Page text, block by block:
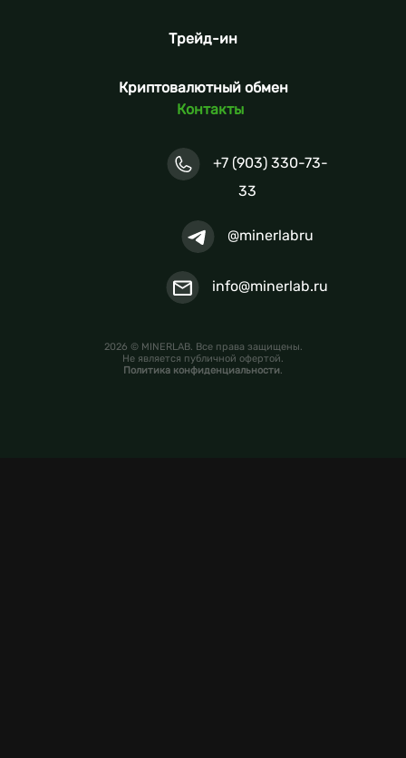
Трейд-ин
Криптовалютный обмен
Контакты
+7 (903) 330-73-
33
@minerlabru
info@minerlab.ru
2026 © MINERLAB. Все права защищены.
Не является публичной офертой.
Политика конфиденциальности.